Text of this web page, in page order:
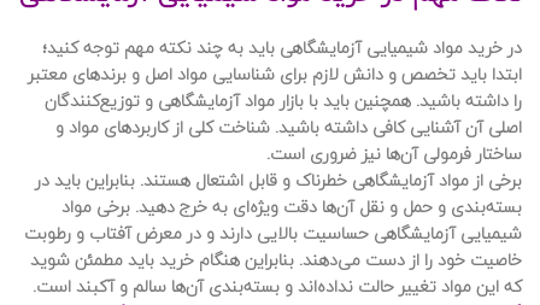
در خرید مواد شیمیایی آزمایشگاهی باید به چند نکته مهم توجه کنید؛
ابتدا باید تخصص و دانش لازم برای شناسایی مواد اصل و برندهای معتبر
را داشته باشید. همچنین باید با بازار مواد آزمایشگاهی و توزیع‌کنندگان
اصلی آن آشنایی کافی داشته باشید. شناخت کلی از کاربردهای مواد و
ساختار فرمولی آن‌ها نیز ضروری است.
برخی از مواد آزمایشگاهی خطرناک و قابل اشتعال هستند. بنابراین باید در
بسته‌بندی و حمل و نقل آن‌ها دقت ویژه‌ای به خرج دهید. برخی مواد
شیمیایی آزمایشگاهی حساسیت بالایی دارند و در معرض آفتاب و رطوبت
خاصیت خود را از دست می‌دهند. بنابراین هنگام خرید باید مطمئن شوید
که این مواد تغییر حالت نداده‌اند و بسته‌بندی آن‌ها سالم و آکبند است.